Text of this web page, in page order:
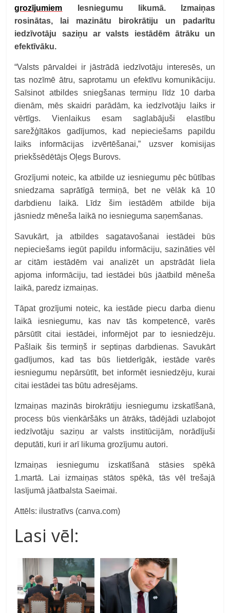
grozījumiem Iesniegumu likumā. Izmaiņas
rosinātas, lai mazinātu birokrātiju un padarītu
iedzīvotāju saziņu ar valsts iestādēm ātrāku un
efektīvāku.
“Valsts pārvaldei ir jāstrādā iedzīvotāju interesēs, un
tas nozīmē ātru, saprotamu un efektīvu komunikāciju.
Saīsinot atbildes sniegšanas termiņu līdz 10 darba
dienām, mēs skaidri parādām, ka iedzīvotāju laiks ir
vērtīgs. Vienlaikus esam saglabājuši elastību
sarežģītākos gadījumos, kad nepieciešams papildu
laiks informācijas izvērtēšanai,” uzsver komisijas
priekšsēdētājs Oļegs Burovs.
Grozījumi noteic, ka atbilde uz iesniegumu pēc būtības
sniedzama saprātīgā termiņā, bet ne vēlāk kā 10
darbdienu laikā. Līdz šim iestādēm atbilde bija
jāsniedz mēneša laikā no iesnieguma saņemšanas.
Savukārt, ja atbildes sagatavošanai iestādei būs
nepieciešams iegūt papildu informāciju, sazināties vēl
ar citām iestādēm vai analizēt un apstrādāt liela
apjoma informāciju, tad iestādei būs jāatbild mēneša
laikā, paredz izmaiņas.
Tāpat grozījumi noteic, ka iestāde piecu darba dienu
laikā iesniegumu, kas nav tās kompetencē, varēs
pārsūtīt citai iestādei, informējot par to iesniedzēju.
Pašlaik šis termiņš ir septiņas darbdienas. Savukārt
gadījumos, kad tas būs lietderīgāk, iestāde varēs
iesniegumu nepārsūtīt, bet informēt iesniedzēju, kurai
citai iestādei tas būtu adresējams.
Izmaiņas mazinās birokrātiju iesniegumu izskatīšanā,
process būs vienkāršāks un ātrāks, tādējādi uzlabojot
iedzīvotāju saziņu ar valsts institūcijām, norādījuši
deputāti, kuri ir arī likuma grozījumu autori.
Izmaiņas iesniegumu izskatīšanā stāsies spēkā
1.martā. Lai izmaiņas stātos spēkā, tās vēl trešajā
lasījumā jāatbalsta Saeimai.
Attēls: ilustratīvs (canva.com)
Lasi vēl: